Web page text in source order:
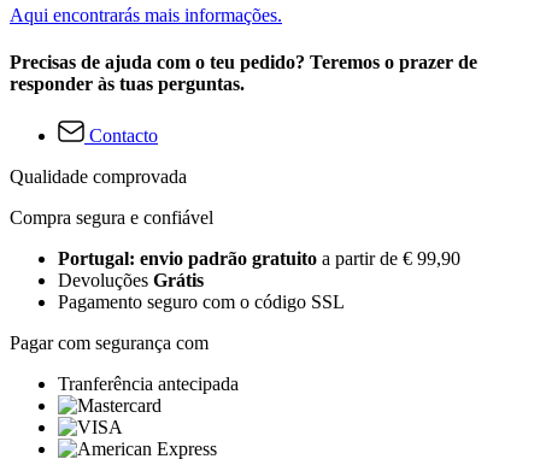
Aqui encontrarás mais informações.
Precisas de ajuda com o teu pedido? Teremos o prazer de
responder às tuas perguntas.
Contacto
Qualidade comprovada
Compra segura e confiável
Portugal: envio padrão gratuito a partir de € 99,90
Devoluções Grátis
Pagamento seguro com o código SSL
Pagar com segurança com
Tranferência antecipada